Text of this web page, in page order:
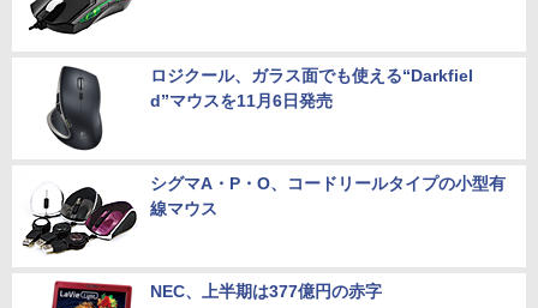
ロジクール、ガラス面でも使える“Darkfiel
d”マウスを11月6日発売
シグマA・P・O、コードリールタイプの小型有
線マウス
NEC、上半期は377億円の赤字